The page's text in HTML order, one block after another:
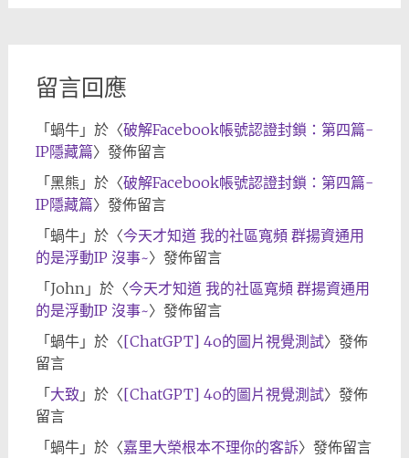
留言回應
「 蝸牛」於〈破解Facebook帳號認證封鎖：第四篇-
IP隱藏篇〉發佈留言
「 黑熊 」於〈破解Facebook帳號認證封鎖：第四篇-
IP隱藏篇〉發佈留言
「 蝸牛」於〈今天才知道 我的社區寬頻 群揚資通用
的是浮動IP 沒事~〉發佈留言
「 John」於〈今天才知道 我的社區寬頻 群揚資通用
的是浮動IP 沒事~〉發佈留言
「 蝸牛」於〈[ChatGPT] 4o的圖片視覺測試〉發佈
留言
「 大致 」於〈[ChatGPT] 4o的圖片視覺測試〉發佈
留言
「 蝸牛」於〈嘉里大榮根本不理你的客訴〉發佈留言